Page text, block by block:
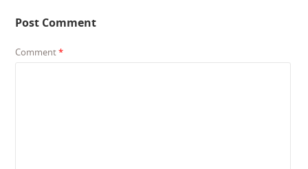
Post Comment
Comment*